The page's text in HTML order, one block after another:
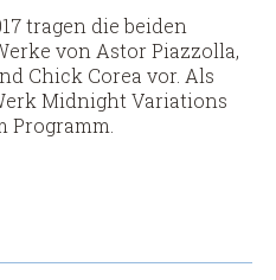
tragen die beiden
von Astor Piazzolla,
Chick Corea vor. Als
Midnight Variations
Programm.